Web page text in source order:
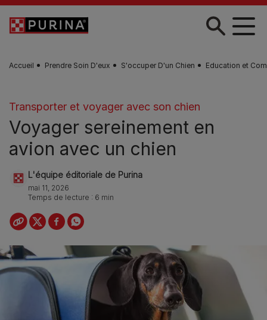
Skip to main content
Accueil Prendre Soin D'eux S'occuper D'un Chien Education et
Transporter et voyager avec son chien
Voyager sereinement en
avion avec un chien
L'équipe éditoriale de Purina
mai 11, 2026
Temps de lecture : 6 min